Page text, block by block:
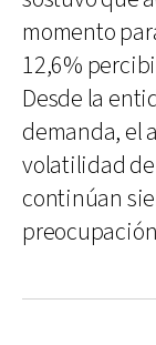
momento
12,6%
Desde la
demanda, el
volatilidad
continúan